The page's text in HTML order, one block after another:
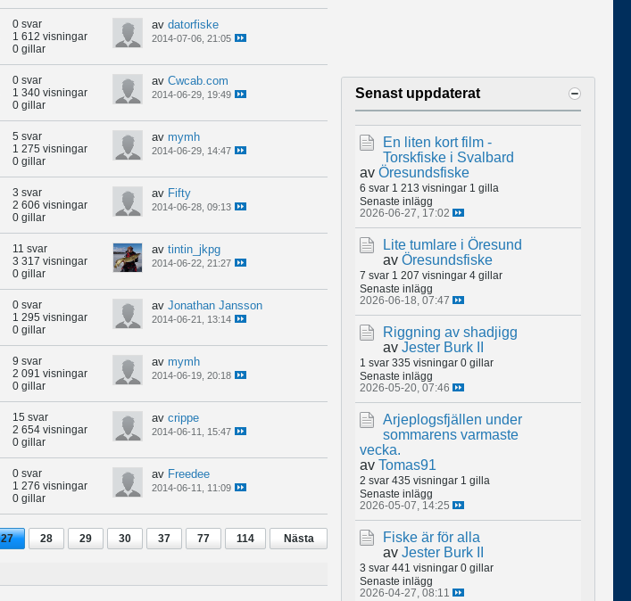
0 svar
1 612 visningar
0 gillar
av datorfiske
2014-07-06, 21:05
0 svar
1 340 visningar
0 gillar
av Cwcab.com
2014-06-29, 19:49
5 svar
1 275 visningar
0 gillar
av mymh
2014-06-29, 14:47
3 svar
2 606 visningar
0 gillar
av Fifty
2014-06-28, 09:13
11 svar
3 317 visningar
0 gillar
av tintin_jkpg
2014-06-22, 21:27
0 svar
1 295 visningar
0 gillar
av Jonathan Jansson
2014-06-21, 13:14
9 svar
2 091 visningar
0 gillar
av mymh
2014-06-19, 20:18
15 svar
2 654 visningar
0 gillar
av crippe
2014-06-11, 15:47
0 svar
1 276 visningar
0 gillar
av Freedee
2014-06-11, 11:09
27 28 29 30 37 77 114 Nästa
Senast uppdaterat
En liten kort film -
Torskfiske i Svalbard
av Öresundsfiske
6 svar 1 213 visningar 1 gilla
Senaste inlägg
2026-06-27, 17:02
Lite tumlare i Öresund
av Öresundsfiske
7 svar 1 207 visningar 4 gillar
Senaste inlägg
2026-06-18, 07:47
Riggning av shadjigg
av Jester Burk II
1 svar 335 visningar 0 gillar
Senaste inlägg
2026-05-20, 07:46
Arjeplogsfjällen under
sommarens varmaste
vecka.
av Tomas91
2 svar 435 visningar 1 gilla
Senaste inlägg
2026-05-07, 14:25
Fiske är för alla
av Jester Burk II
3 svar 441 visningar 0 gillar
Senaste inlägg
2026-04-27, 08:11